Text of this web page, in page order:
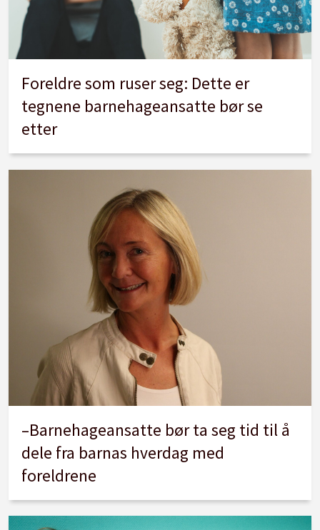
Foreldre som ruser seg: Dette er
tegnene barnehageansatte bør se
etter
–Barnehageansatte bør ta seg tid til å
dele fra barnas hverdag med
foreldrene